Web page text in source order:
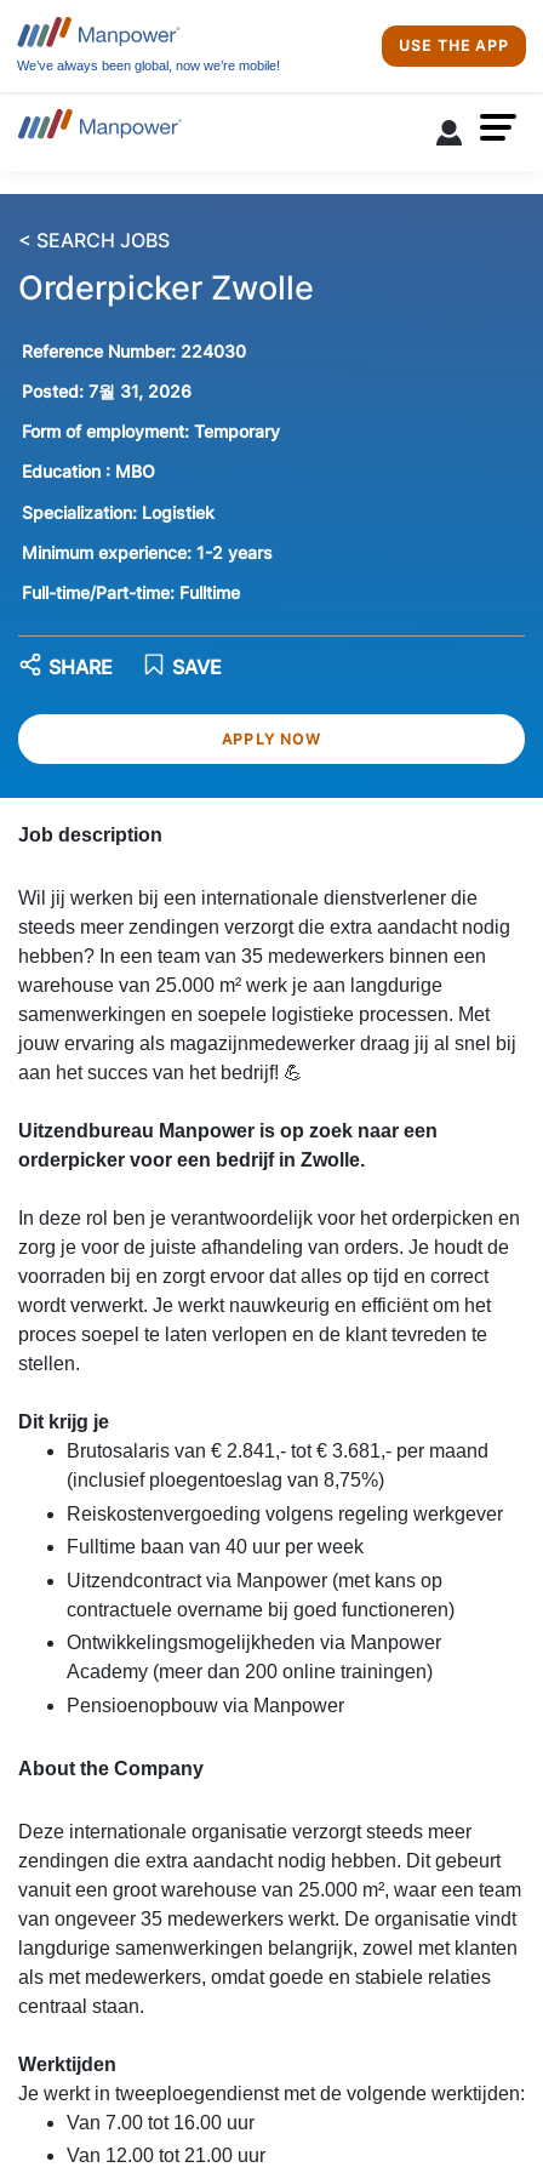
We’ve always been global, now we’re mobile!
USE THE APP
< SEARCH JOBS
Orderpicker Zwolle
Reference Number: 224030
Posted: 7월 31, 2026
Form of employment: Temporary
Education : MBO
Specialization: Logistiek
Minimum experience: 1-2 years
Full-time/Part-time: Fulltime
APPLY NOW
SAVE
SHARE
Job description
Wil jij werken bij een internationale dienstverlener die
steeds meer zendingen verzorgt die extra aandacht nodig
hebben? In een team van 35 medewerkers binnen een
warehouse van 25.000 m² werk je aan langdurige
samenwerkingen en soepele logistieke processen. Met
jouw ervaring als magazijnmedewerker draag jij al snel bij
aan het succes van het bedrijf! 💪
Uitzendbureau Manpower is op zoek naar een
orderpicker voor een bedrijf in Zwolle.
In deze rol ben je verantwoordelijk voor het orderpicken en
zorg je voor de juiste afhandeling van orders. Je houdt de
voorraden bij en zorgt ervoor dat alles op tijd en correct
wordt verwerkt. Je werkt nauwkeurig en efficiënt om het
proces soepel te laten verlopen en de klant tevreden te
stellen.
Dit krijg je
Brutosalaris van € 2.841,- tot € 3.681,- per maand
(inclusief ploegentoeslag van 8,75%)
Reiskostenvergoeding volgens regeling werkgever
Fulltime baan van 40 uur per week
Uitzendcontract via Manpower (met kans op
contractuele overname bij goed functioneren)
Ontwikkelingsmogelijkheden via Manpower
Academy (meer dan 200 online trainingen)
Pensioenopbouw via Manpower
About the Company
Deze internationale organisatie verzorgt steeds meer
zendingen die extra aandacht nodig hebben. Dit gebeurt
vanuit een groot warehouse van 25.000 m², waar een team
van ongeveer 35 medewerkers werkt. De organisatie vindt
langdurige samenwerkingen belangrijk, zowel met klanten
als met medewerkers, omdat goede en stabiele relaties
centraal staan.
Werktijden
Je werkt in tweeploegendienst met de volgende werktijden:
Van 7.00 tot 16.00 uur
Van 12.00 tot 21.00 uur